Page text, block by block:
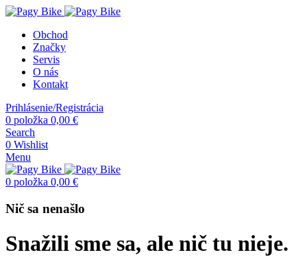
Obchod
Značky
Servis
O nás
Kontakt
Prihlásenie/Registrácia
0 položka 0,00 €
Search
0 Wishlist
Menu
0 položka 0,00 €
Nič sa nenašlo
Snažili sme sa, ale nič tu nieje.